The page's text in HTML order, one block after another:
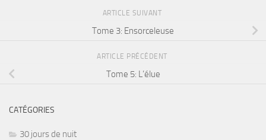
ARTICLE SUIVANT
Tome 3: Ensorceleuse
ARTICLE PRÉCÉDENT
Tome 5: L’élue
CATÉGORIES
30 jours de nuit